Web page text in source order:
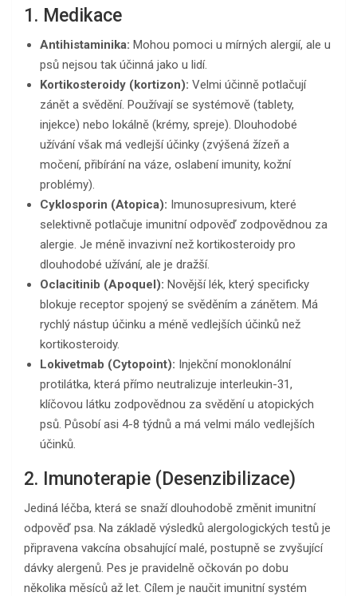
1. Medikace
Antihistaminika: Mohou pomoci u mírných alergií, ale u
psů nejsou tak účinná jako u lidí.
Kortikosteroidy (kortizon): Velmi účinně potlačují
zánět a svědění. Používají se systémově (tablety,
injekce) nebo lokálně (krémy, spreje). Dlouhodobé
užívání však má vedlejší účinky (zvýšená žízeň a
močení, přibírání na váze, oslabení imunity, kožní
problémy).
Cyklosporin (Atopica): Imunosupresivum, které
selektivně potlačuje imunitní odpověď zodpovědnou za
alergie. Je méně invazivní než kortikosteroidy pro
dlouhodobé užívání, ale je dražší.
Oclacitinib (Apoquel): Novější lék, který specificky
blokuje receptor spojený se svěděním a zánětem. Má
rychlý nástup účinku a méně vedlejších účinků než
kortikosteroidy.
Lokivetmab (Cytopoint): Injekční monoklonální
protilátka, která přímo neutralizuje interleukin-31,
klíčovou látku zodpovědnou za svědění u atopických
psů. Působí asi 4-8 týdnů a má velmi málo vedlejších
účinků.
2. Imunoterapie (Desenzibilizace)
Jediná léčba, která se snaží dlouhodobě změnit imunitní
odpověď psa. Na základě výsledků alergologických testů je
připravena vakcína obsahující malé, postupně se zvyšující
dávky alergenů. Pes je pravidelně očkován po dobu
několika měsíců až let. Cílem je naučit imunitní systém